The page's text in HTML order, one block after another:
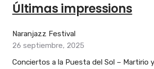
Últimas impressions
Naranjazz Festival
26 septiembre, 2025
Conciertos a la Puesta del Sol – Martirio